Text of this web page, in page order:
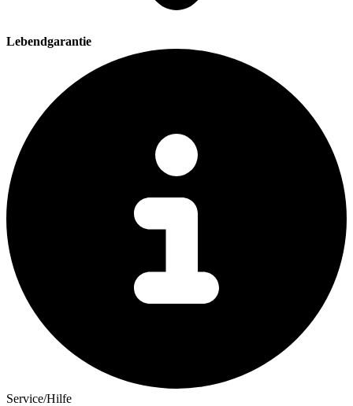
Lebendgarantie
Service/Hilfe